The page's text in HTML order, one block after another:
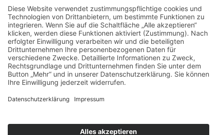
© Närrischer Freundschaftsring